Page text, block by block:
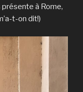
à Rome,
t-on dit!)